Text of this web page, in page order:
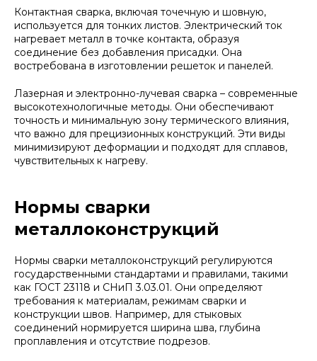
Контактная сварка, включая точечную и шовную,
используется для тонких листов. Электрический ток
нагревает металл в точке контакта, образуя
соединение без добавления присадки. Она
востребована в изготовлении решеток и панелей.
Лазерная и электронно-лучевая сварка – современные
высокотехнологичные методы. Они обеспечивают
точность и минимальную зону термического влияния,
что важно для прецизионных конструкций. Эти виды
минимизируют деформации и подходят для сплавов,
чувствительных к нагреву.
Нормы сварки
металлоконструкций
Нормы сварки металлоконструкций регулируются
государственными стандартами и правилами, такими
как ГОСТ 23118 и СНиП 3.03.01. Они определяют
требования к материалам, режимам сварки и
конструкции швов. Например, для стыковых
соединений нормируется ширина шва, глубина
проплавления и отсутствие подрезов.